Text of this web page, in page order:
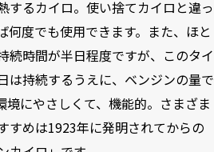
するカイロ。使い捨てカイロと違っ
何度でも使用できます。また、ほと
続時間が半日程度ですが、このタイ
は持続するうえに、ベンジンの量で
境にやさしくて、機能的。さまざま
すめは1923年に発明されてからの